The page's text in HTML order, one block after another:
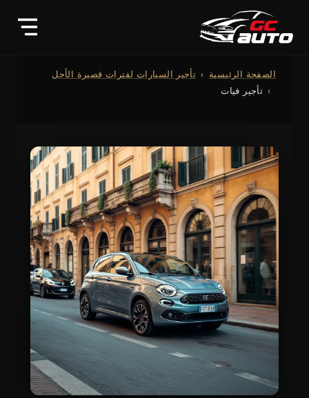
الصفحة الرئيسية
تأجير السيارات لفترات قصيرة الأجل
تأجير فيات